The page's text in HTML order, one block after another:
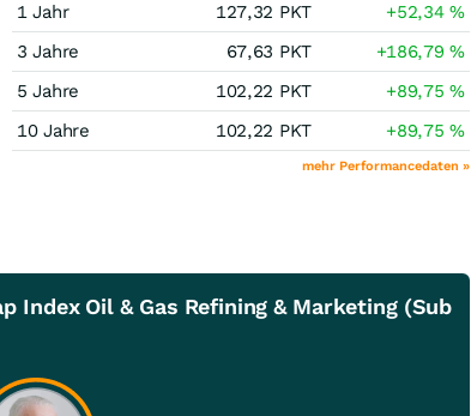
1 Jahr
127,32 PKT +52,34%
3 Jahre
67,63 PKT +186,79%
5 Jahre
102,22 PKT +89,75%
10 Jahre
102,22 PKT +89,75%
mehr Performancedaten »
Index Oil & Gas Refining & Marketing (Sub